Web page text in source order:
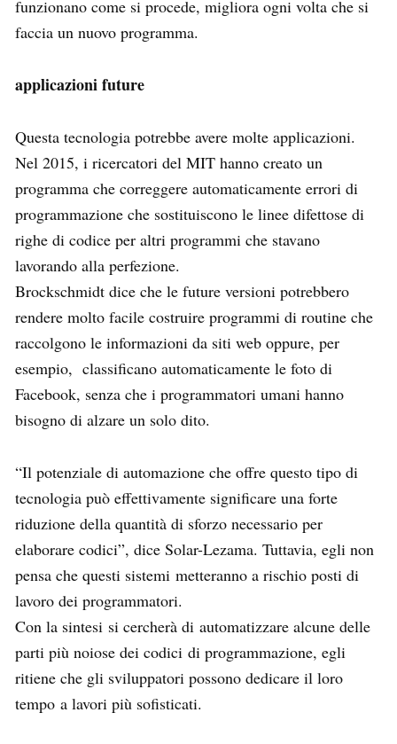
funzionano come si procede, migliora ogni volta che si
faccia un nuovo programma.
applicazioni future
Questa tecnologia potrebbe avere molte applicazioni.
Nel 2015, i ricercatori del MIT hanno creato un
programma che correggere automaticamente errori di
programmazione che sostituiscono le linee difettose di
righe di codice per altri programmi che stavano
lavorando alla perfezione.
Brockschmidt dice che le future versioni potrebbero
rendere molto facile costruire programmi di routine che
raccolgono le informazioni da siti web oppure, per
esempio, classificano automaticamente le foto di
Facebook, senza che i programmatori umani hanno
bisogno di alzare un solo dito.
“Il potenziale di automazione che offre questo tipo di
tecnologia può effettivamente significare una forte
riduzione della quantità di sforzo necessario per
elaborare codici”, dice Solar-Lezama. Tuttavia, egli non
pensa che questi sistemi metteranno a rischio posti di
lavoro dei programmatori.
Con la sintesi si cercherà di automatizzare alcune delle
parti più noiose dei codici di programmazione, egli
ritiene che gli sviluppatori possono dedicare il loro
tempo a lavori più sofisticati.